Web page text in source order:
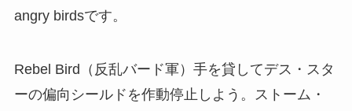
angry birdsです。
Rebel Bird（反乱バード軍）手を貸してデス・スタ
ーの偏向シールドを作動停止しよう。ストーム・